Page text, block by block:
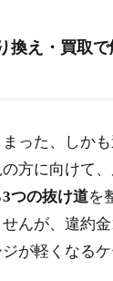
換え・買取
まった、しか
方に向けて、
3つの抜け道を
んが、違約
が軽くなるケ